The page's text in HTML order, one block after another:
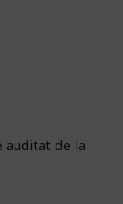
auditat de la